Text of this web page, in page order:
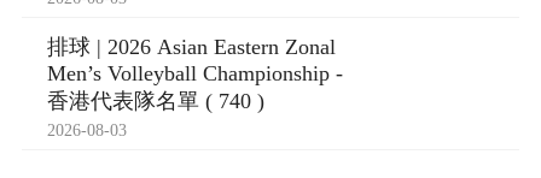
排球 | 2026 Asian Eastern Zonal
Men’s Volleyball Championship -
香港代表隊名單 ( 740 )
2026-08-03